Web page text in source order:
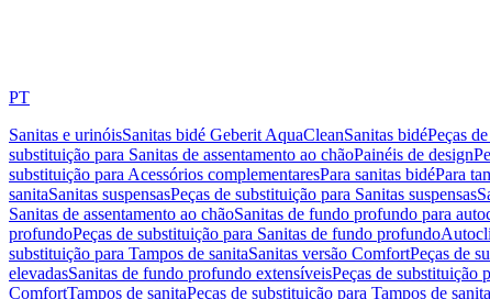
PT
Sanitas e urinóisSanitas bidé Geberit AquaCleanSanitas bidéPeças
substituição para Sanitas de assentamento ao chãoPainéis de design
substituição para Acessórios complementaresPara sanitas bidéPara
sanitaSanitas suspensasPeças de substituição para Sanitas suspensas
Sanitas de assentamento ao chãoSanitas de fundo profundo para
profundoPeças de substituição para Sanitas de fundo profundo
substituição para Tampos de sanitaSanitas versão ComfortPeças de
elevadasSanitas de fundo profundo extensíveisPeças de substituição
ComfortTampos de sanitaPeças de substituição para Tampos de sanita